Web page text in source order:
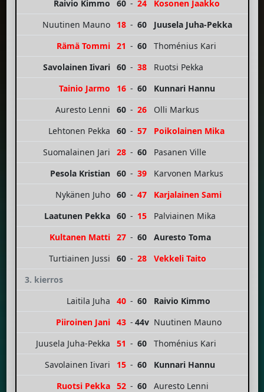
Raivio Kimmo 60 - 24
Kosonen Jaakko
Nuutinen Mauno
18 - 60
Juusela Juha-Pekka
Rämä Tommi
21 - 60
Thoménius Kari
Savolainen Iivari
60 - 38
Ruotsi Pekka
Tainio Jarmo
16 - 60
Kunnari Hannu
Auresto Lenni
60 - 26
Olli Markus
Lehtonen Pekka
60 - 57
Poikolainen Mika
Suomalainen Jari
28 - 60
Pasanen Ville
Pesola Kristian
60 - 39
Karvonen Markus
Nykänen Juho
60 - 47
Karjalainen Sami
Laatunen Pekka
60 - 15
Palviainen Mika
Kultanen Matti
27 - 60
Auresto Toma
Turtiainen Jussi
60 - 28
Vekkeli Taito
3. kierros
Laitila Juha
40 - 60
Raivio Kimmo
Piiroinen Jani
43 - 44v Nuutinen Mauno
Juusela Juha-Pekka
51 - 60
Thoménius Kari
Savolainen Iivari
15 - 60
Kunnari Hannu
Ruotsi Pekka
52 - 60
Auresto Lenni